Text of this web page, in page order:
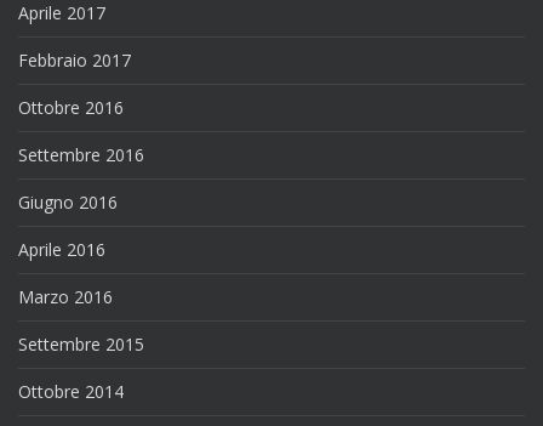
Aprile 2017
Febbraio 2017
Ottobre 2016
Settembre 2016
Giugno 2016
Aprile 2016
Marzo 2016
Settembre 2015
Ottobre 2014